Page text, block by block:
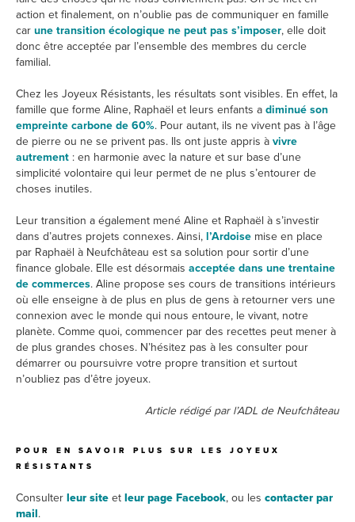
action et finalement, on n’oublie pas de communiquer en famille
car une transition écologique ne peut pas s’imposer, elle doit
donc être acceptée par l’ensemble des membres du cercle
familial.
Chez les Joyeux Résistants, les résultats sont visibles. En effet, la
famille que forme Aline, Raphaël et leurs enfants a diminué son
empreinte carbone de 60%. Pour autant, ils ne vivent pas à l’âge
de pierre ou ne se privent pas. Ils ont juste appris à vivre
autrement : en harmonie avec la nature et sur base d’une
simplicité volontaire qui leur permet de ne plus s’entourer de
choses inutiles.
Leur transition a également mené Aline et Raphaël à s’investir
dans d’autres projets connexes. Ainsi, l’Ardoise mise en place
par Raphaël à Neufchâteau est sa solution pour sortir d’une
finance globale. Elle est désormais acceptée dans une trentaine
de commerces. Aline propose ses cours de transitions intérieurs
où elle enseigne à de plus en plus de gens à retourner vers une
connexion avec le monde qui nous entoure, le vivant, notre
planète. Comme quoi, commencer par des recettes peut mener à
de plus grandes choses. N’hésitez pas à les consulter pour
démarrer ou poursuivre votre propre transition et surtout
n’oubliez pas d’être joyeux.
Article rédigé par l’ADL de Neufchâteau
POUR EN SAVOIR PLUS SUR LES JOYEUX
RÉSISTANTS
Consulter leur site et leur page Facebook, ou les contacter par
mail.